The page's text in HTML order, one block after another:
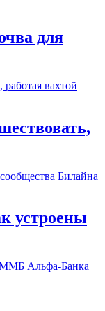
для
устроены